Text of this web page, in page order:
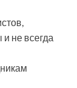
не всегда